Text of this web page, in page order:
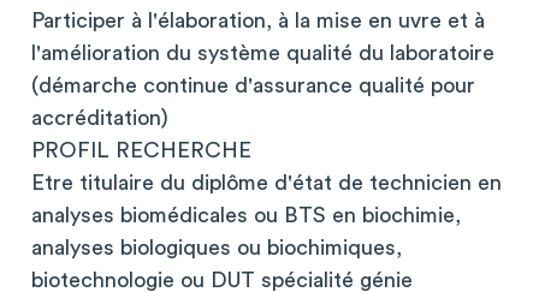
Participer à l'élaboration, à la mise en uvre et à
l'amélioration du système qualité du laboratoire
(démarche continue d'assurance qualité pour
accréditation)
PROFIL RECHERCHE
Etre titulaire du diplôme d'état de technicien en
analyses biomédicales ou BTS en biochimie,
analyses biologiques ou biochimiques,
biotechnologie ou DUT spécialité génie